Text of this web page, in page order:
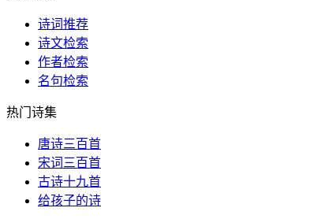
诗词推荐
诗文检索
作者检索
名句检索
热门诗集
唐诗三百首
宋词三百首
古诗十九首
给孩子的诗